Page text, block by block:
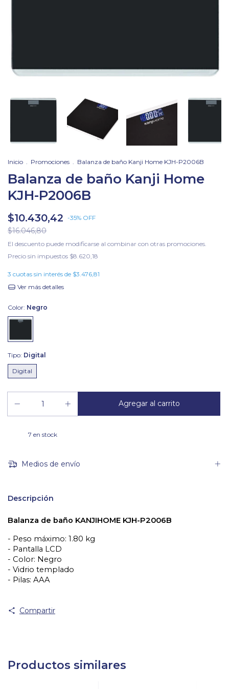
Inicio . Promociones . Balanza de baño Kanji Home KJH-P2006B
Balanza de baño Kanji Home
KJH-P2006B
$10.430,42 -35% OFF
$16.046,80
El descuento puede modificarse al combinar con otras promociones.
Precio sin impuestos $8.620,18
3 cuotas sin interés de $3.476,81
Ver más detalles
Color: Negro
Tipo: Digital
Digital
7 en stock
Medios de envío
Descripción
Balanza de baño KANJIHOME KJH-P2006B
- Peso máximo: 1.80 kg
- Pantalla LCD
- Color: Negro
- Vidrio templado
- Pilas: AAA
Compartir
Productos similares